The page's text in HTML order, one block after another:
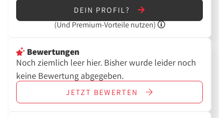
DEIN PROFIL?
(Und Premium-Vorteile nutzen)
Bewertungen
Noch ziemlich leer hier. Bisher wurde leider noch
keine Bewertung abgegeben.
JETZT BEWERTEN